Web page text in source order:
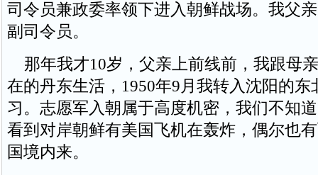
司令员兼政委率领下进入朝鲜战场。我父
副司令员。
那年我才10岁，父亲上前线前，我跟母
在的丹东生活，1950年9月我转入沈阳的东
习。志愿军入朝属于高度机密，我们不知
看到对岸朝鲜有美国飞机在轰炸，偶尔也
国境内来。